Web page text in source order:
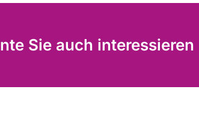
Sie auch interessieren